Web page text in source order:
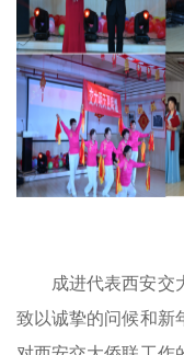
成进代表西安交
致以诚挚的问候和新